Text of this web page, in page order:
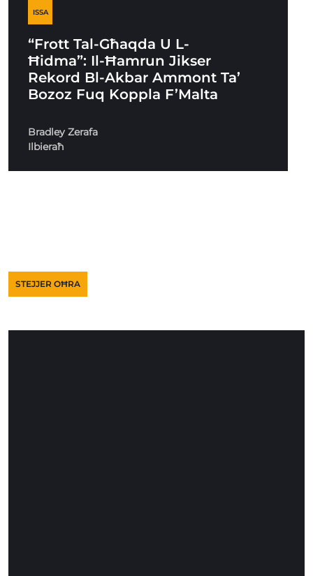
ISSA
“Frott Tal-Għaqda U L-
Ħidma”: Il-Ħamrun Jikser
Rekord Bl-Akbar Ammont Ta’
Bozoz Fuq Koppla F’Malta
Bradley Zerafa
Ilbieraħ
STEJJER OĦRA